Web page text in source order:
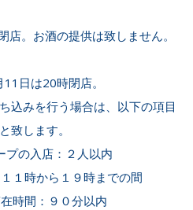
。お酒の提供は致しません。
日は20時閉店。
込みを行う場合は、以下の項目
致します。
の入店：２人以内
１時から１９時までの間
時間：９０分以内